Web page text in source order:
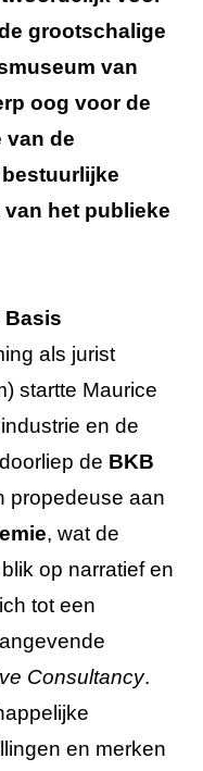
grootschalige
van
oog voor de
van de
het publieke
Basis
als jurist
startte Maurice
en de
de BKB
propedeuse aan
, wat de
op narratief en
tot een
Consultancy.
en merken